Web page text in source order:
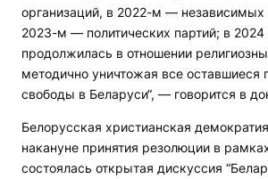
организаций, в 2022-м — независимых
2023-м — политических партий; в 2024
продолжилась в отношении
методично уничтожая все оставшиеся
свободы в Беларуси“, — говорится в
Белорусская христианская демократия
накануне принятия резолюции в
состоялась открытая дискуссия